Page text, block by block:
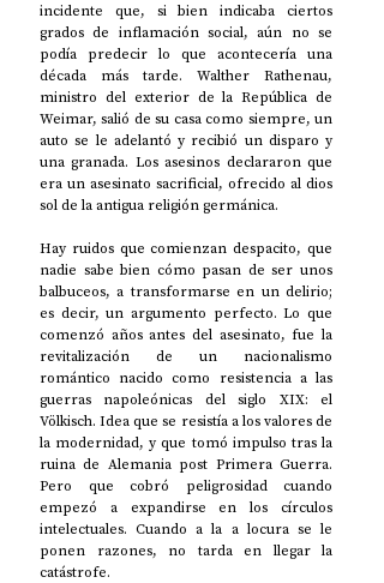
incidente que, si bien indicaba ciertos
grados de inflamación social, aún no se
podía predecir lo que acontecería una
década más tarde. Walther Rathenau,
ministro del exterior de la República de
Weimar, salió de su casa como siempre, un
auto se le adelantó y recibió un disparo y
una granada. Los asesinos declararon que
era un asesinato sacrificial, ofrecido al dios
sol de la antigua religión germánica.
Hay ruidos que comienzan despacito, que
nadie sabe bien cómo pasan de ser unos
balbuceos, a transformarse en un delirio;
es decir, un argumento perfecto. Lo que
comenzó años antes del asesinato, fue la
revitalización de un nacionalismo
romántico nacido como resistencia a las
guerras napoleónicas del siglo XIX: el
Völkisch. Idea que se resistía a los valores de
la modernidad, y que tomó impulso tras la
ruina de Alemania post Primera Guerra.
Pero que cobró peligrosidad cuando
empezó a expandirse en los círculos
intelectuales. Cuando a la a locura se le
ponen razones, no tarda en llegar la
catástrofe.